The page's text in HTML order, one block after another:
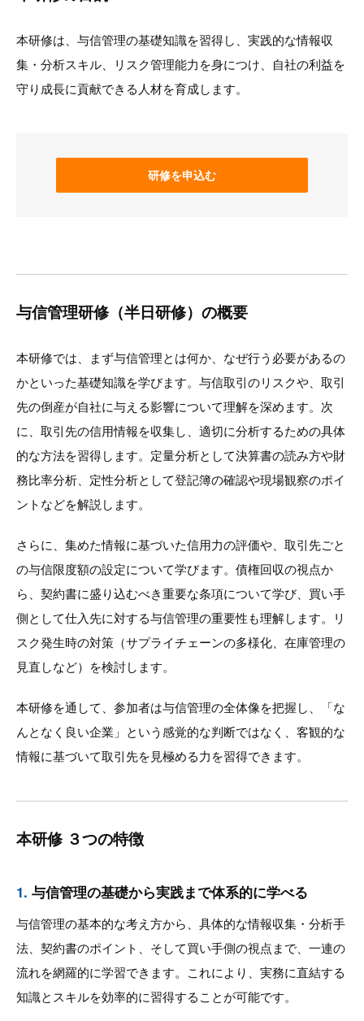
本研修は、与信管理の基礎知識を習得し、実践的な情報収
集・分析スキル、リスク管理能力を身につけ、自社の利益を
守り成長に貢献できる人材を育成します。
研修を申込む
与信管理研修（半日研修）の概要
本研修では、まず与信管理とは何か、なぜ行う必要があるの
かといった基礎知識を学びます。与信取引のリスクや、取引
先の倒産が自社に与える影響について理解を深めます。次
に、取引先の信用情報を収集し、適切に分析するための具体
的な方法を習得します。定量分析として決算書の読み方や財
務比率分析、定性分析として登記簿の確認や現場観察のポイ
ントなどを解説します。
さらに、集めた情報に基づいた信用力の評価や、取引先ごと
の与信限度額の設定について学びます。債権回収の視点か
ら、契約書に盛り込むべき重要な条項について学び、買い手
側として仕入先に対する与信管理の重要性も理解します。リ
スク発生時の対策（サプライチェーンの多様化、在庫管理の
見直しなど）を検討します。
本研修を通して、参加者は与信管理の全体像を把握し、「な
んとなく良い企業」という感覚的な判断ではなく、客観的な
情報に基づいて取引先を見極める力を習得できます。
本研修 ３つの特徴
1. 与信管理の基礎から実践まで体系的に学べる
与信管理の基本的な考え方から、具体的な情報収集・分析手
法、契約書のポイント、そして買い手側の視点まで、一連の
流れを網羅的に学習できます。これにより、実務に直結する
知識とスキルを効率的に習得することが可能です。